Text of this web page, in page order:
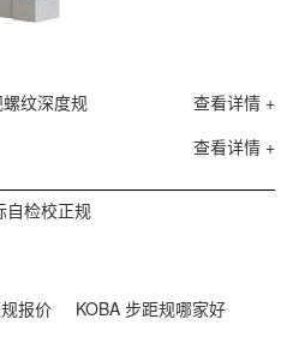
查看详情 +
纹深度规
查看详情 +
自检校正规
报价
KOBA 步距规哪家好